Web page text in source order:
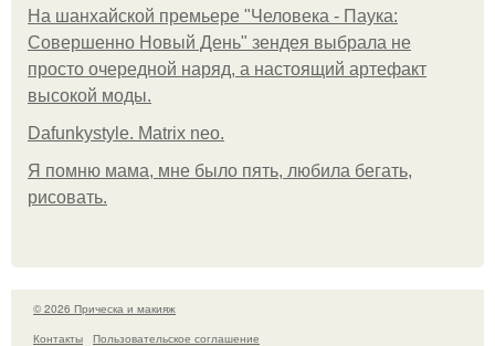
На шанхайской премьере "Человека - Паука:
Совершенно Новый День" зендея выбрала не
просто очередной наряд, а настоящий артефакт
высокой моды.
Dafunkystyle. Matrix neo.
Я помню мама, мне было пять, любила бегать,
рисовать.
© 2026 Прическа и макияж
Контакты
Пользовательское соглашение